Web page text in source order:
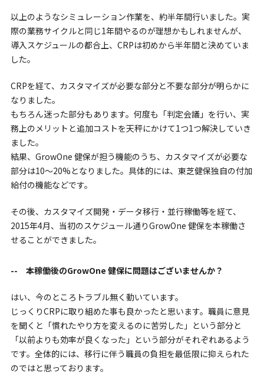
以上のようなシミュレーション作業を、約半年間行いました。実
際の業務サイクルと同じ1年間やるのが理想かもしれませんが、
導入スケジュールの都合上、CRPは初めから半年間と決めていま
した。
CRPを経て、カスタマイズが必要な部分と不要な部分が明らかに
なりました。
もちろん迷った部分もあります。何度も「判定会議」を行い、実
務上のメリットと追加コストを天秤にかけて1つ1つ解決していき
ました。
結果、GrowOne 健保が担う機能のうち、カスタマイズが必要な
部分は10〜20%となりました。具体的には、東芝健保独自の付加
給付の機能などです。
その後、カスタマイズ開発・データ移行・並行稼働等を経て、
2015年4月、当初のスケジュール通りGrowOne 健保を本稼働さ
せることができました。
-- 本稼働後のGrowOne 健保に問題はございませんか？
はい、今のところトラブル無く動いています。
じっくりCRPに取り組めた事も良かったと思います。職員に意見
を聞くと「慣れたやり方を変えるのに苦労した」という部分と
「以前よりも効率が良くなった」という部分がそれぞれあるよう
です。全体的には、移行に伴う職員の負担を最低限に抑えられた
のではと思っております。